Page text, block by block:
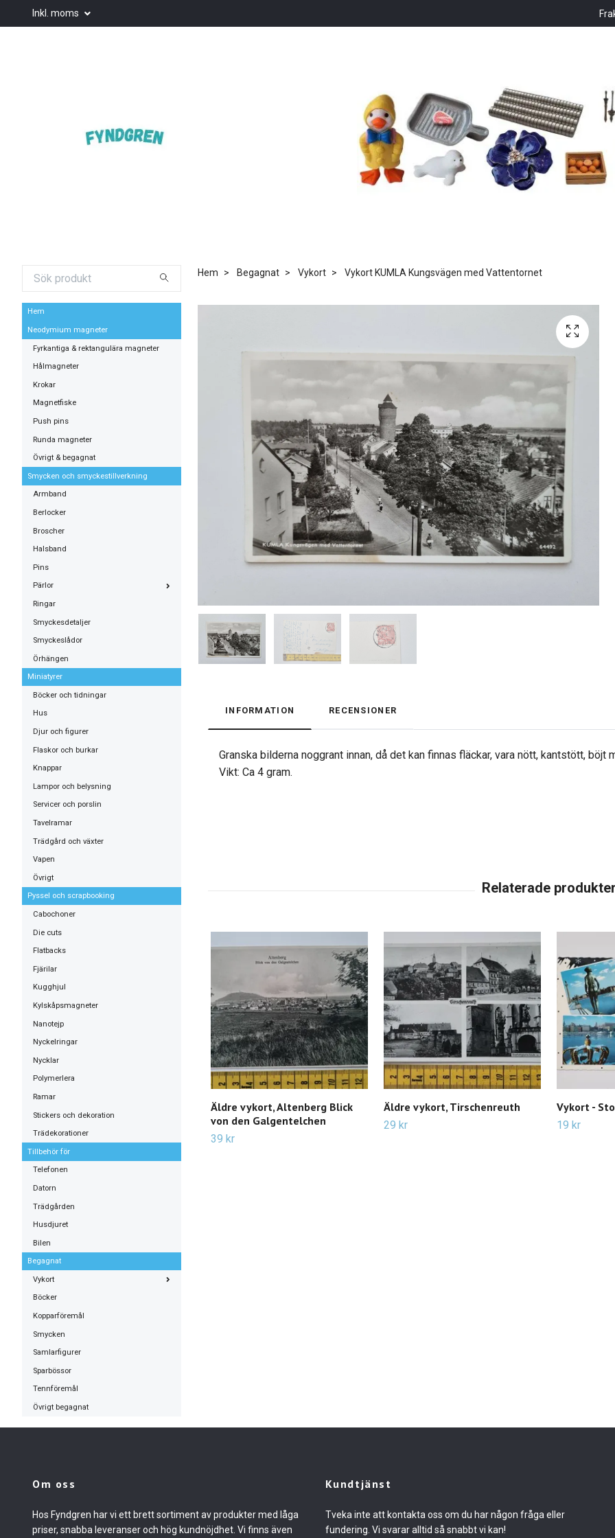
Inkl. moms
Hem
Neodymium magneter
Fyrkantiga & rektangulära magneter
Hålmagneter
Krokar
Magnetfiske
Push pins
Runda magneter
Övrigt & begagnat
Smycken och smyckestillverkning
Armband
Berlocker
Broscher
Halsband
Pins
Pärlor
Ringar
Smyckesdetaljer
Smyckeslådor
Örhängen
Miniatyrer
Böcker och tidningar
Hus
Djur och figurer
Flaskor och burkar
Knappar
Lampor och belysning
Servicer och porslin
Tavelramar
Trädgård och växter
Vapen
Övrigt
Pyssel och scrapbooking
Cabochoner
Die cuts
Flatbacks
Fjärilar
Kugghjul
Kylskåpsmagneter
Nanotejp
Nyckelringar
Nycklar
Polymerlera
Ramar
Stickers och dekoration
Trädekorationer
Tillbehör för
Telefonen
Datorn
Trädgården
Husdjuret
Bilen
Begagnat
Vykort
Böcker
Kopparföremål
Smycken
Samlarfigurer
Sparbössor
Tennföremål
Övrigt begagnat
Hem Begagnat Vykort Vykort KUMLA Kungsvägen med Vattentornet
INFORMATION RECENSIONER
Granska bilderna noggrant innan, då det kan finnas fläckar, vara nött, kantstött, böjt
Vikt: Ca 4 gram.
Äldre vykort, Altenberg Blick
von den Galgentelchen
39 kr
Äldre vykort, Tirschenreuth
29 kr
Vykort -
19 kr
Om oss
Hos Fyndgren har vi ett brett sortiment av produkter med låga
priser, snabba leveranser och hög kundnöjdhet. Vi finns även
Kundtjänst
Tveka inte att kontakta oss om du har någon fråga eller
fundering. Vi svarar alltid så snabbt vi kan!